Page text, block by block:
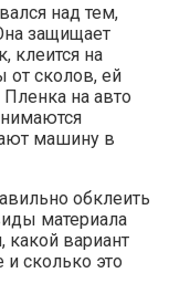
над тем,
защищает
клеится на
от сколов, ей
на авто
машину в
обклеить
материала
какой вариант
сколько это